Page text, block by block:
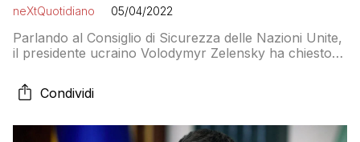
neXtQuotidiano 05/04/2022
Parlando al Consiglio di Sicurezza delle Nazioni Unite,
il presidente ucraino Volodymyr Zelensky ha chiesto
Condividi